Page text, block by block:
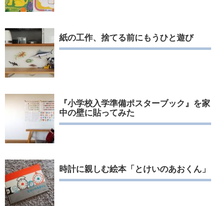
紙の工作、捨てる前にもうひと遊び
『小学校入学準備ポスターブック』を家
中の壁に貼ってみた
時計に親しむ絵本「とけいのあおくん」